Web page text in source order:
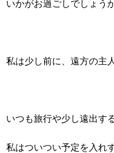
いかがお過ごしでしょう
私は少し前に、遠方の主
いつも旅行や少し遠出す
私はついつい予定を入れ